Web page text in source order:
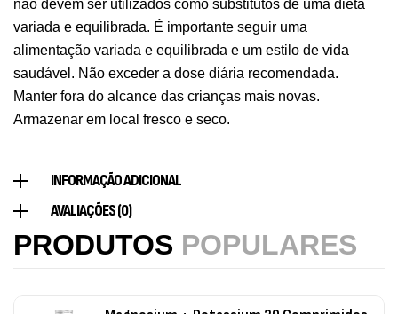
não devem ser utilizados como substitutos de uma dieta
variada e equilibrada. É importante seguir uma
alimentação variada e equilibrada e um estilo de vida
saudável. Não exceder a dose diária recomendada.
Manter fora do alcance das crianças mais novas.
Armazenar em local fresco e seco.
INFORMAÇÃO ADICIONAL
AVALIAÇÕES (0)
PRODUTOS POPULARES
Saúde Óssea,Suplementos
9,50
Vitamin D3 + K2 90 Comprimidos Ostrovit
Saúde Óssea,Suplementos
Magnesium + Potassium 20 Comprimidos
Suplementos,Vitaminas e Minerais